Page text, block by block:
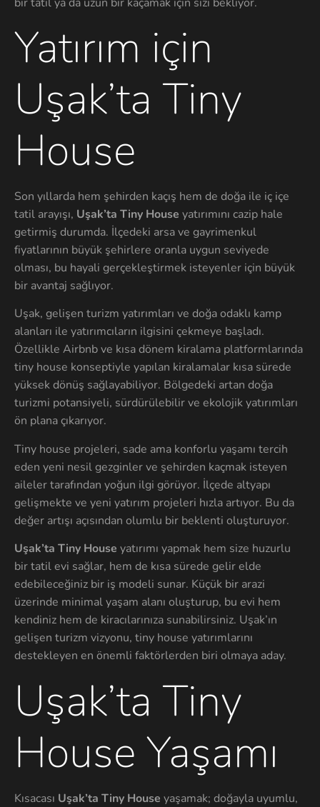
Yatırım için
Uşak’ta Tiny
House
Son yıllarda hem şehirden kaçış hem de doğa ile iç içe
tatil arayışı, Uşak’ta Tiny House yatırımını cazip hale
getirmiş durumda. İlçedeki arsa ve gayrimenkul
fiyatlarının büyük şehirlere oranla uygun seviyede
olması, bu hayali gerçekleştirmek isteyenler için büyük
bir avantaj sağlıyor.
Uşak, gelişen turizm yatırımları ve doğa odaklı kamp
alanları ile yatırımcıların ilgisini çekmeye başladı.
Özellikle Airbnb ve kısa dönem kiralama platformlarında
tiny house konseptiyle yapılan kiralamalar kısa sürede
yüksek dönüş sağlayabiliyor. Bölgedeki artan doğa
turizmi potansiyeli, sürdürülebilir ve ekolojik yatırımları
ön plana çıkarıyor.
Tiny house projeleri, sade ama konforlu yaşamı tercih
eden yeni nesil gezginler ve şehirden kaçmak isteyen
aileler tarafından yoğun ilgi görüyor. İlçede altyapı
gelişmekte ve yeni yatırım projeleri hızla artıyor. Bu da
değer artışı açısından olumlu bir beklenti oluşturuyor.
Uşak’ta Tiny House yatırımı yapmak hem size huzurlu
bir tatil evi sağlar, hem de kısa sürede gelir elde
edebileceğiniz bir iş modeli sunar. Küçük bir arazi
üzerinde minimal yaşam alanı oluşturup, bu evi hem
kendiniz hem de kiracılarınıza sunabilirsiniz. Uşak’ın
gelişen turizm vizyonu, tiny house yatırımlarını
destekleyen en önemli faktörlerden biri olmaya aday.
Uşak’ta Tiny
House Yaşamı
Kısacası Uşak’ta Tiny House yaşamak; doğayla uyumlu,